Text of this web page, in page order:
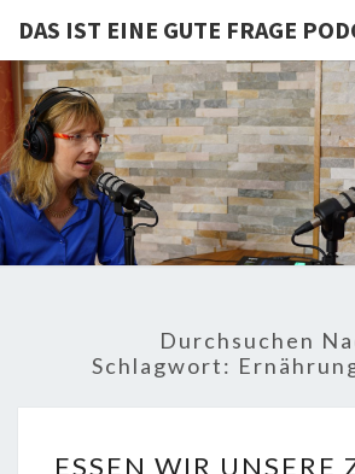
DAS IST EINE GUTE FRAGE
Von
Durchsuchen
Schlagwort:
ESSEN WIR UNSERE